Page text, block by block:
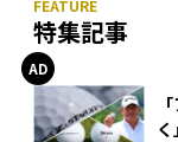
特集記事